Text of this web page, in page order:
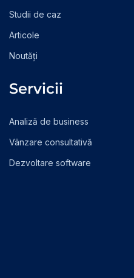
Studii de caz
Articole
Noutăți
Servicii
Analiză de business
Vânzare consultativă
Dezvoltare software